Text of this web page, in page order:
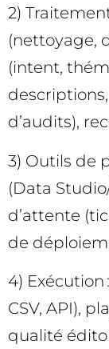
2)
(nettoyage,
(intent,
d’audits),
3) Outils de
(Data
d’attente
de
4)
CSV, API),
qualité